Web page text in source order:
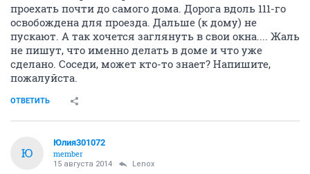
проехать почти до самого дома. Дорога вдоль 111-го
освобождена для проезда. Дальше (к дому) не
пускают. А так хочется заглянуть в свои окна.... Жаль
не пишут, что именно делать в доме и что уже
сделано. Соседи, может кто-то знает? Напишите,
пожалуйста.
ОТВЕТИТЬ
Ю
Юлия301072
member
15 августа 2014 Lenox